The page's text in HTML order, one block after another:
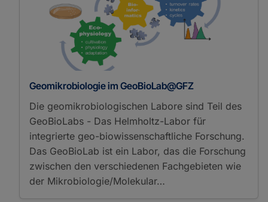
Geomikrobiologie im GeoBioLab@GFZ
Die geomikrobiologischen Labore sind Teil des
GeoBioLabs - Das Helmholtz-Labor für
integrierte geo-biowissenschaftliche Forschung.
Das GeoBioLab ist ein Labor, das die Forschung
zwischen den verschiedenen Fachgebieten wie
der Mikrobiologie/Molekular…